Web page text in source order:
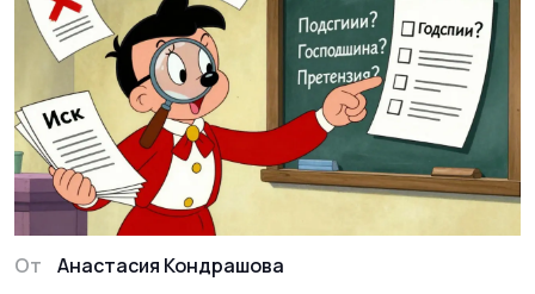
От Анастасия Кондрашова